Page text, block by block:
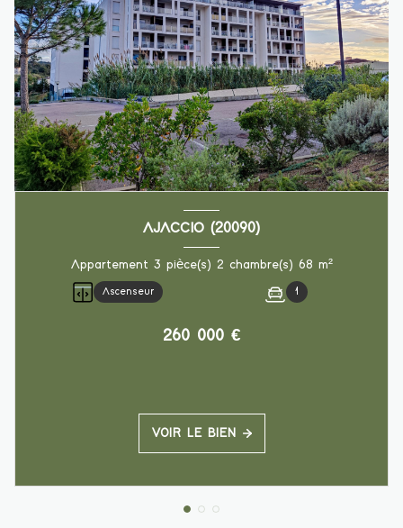
AJACCIO (20090)
Appartement 3 pièce(s) 2 chambre(s) 68 m²
Ascenseur 1
260 000 €
VOIR LE BIEN